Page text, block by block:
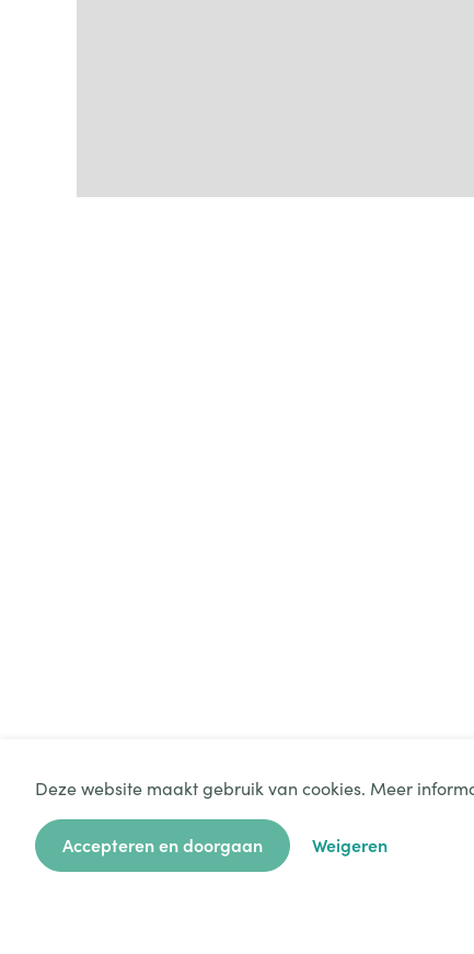
Deze website maakt gebruik van cookies. Meer
Accepteren en doorgaan Weigeren